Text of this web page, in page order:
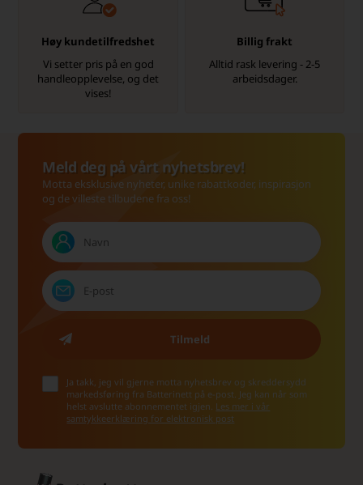
Høy kundetilfredshet
Vi setter pris på en god
handleopplevelse, og det
vises!
Billig frakt
Alltid rask levering - 2-5
arbeidsdager.
Meld deg på vårt nyhetsbrev!
Motta eksklusive nyheter, unike rabattkoder, inspirasjon
og de villeste tilbudene fra oss!
Ja takk, jeg vil gjerne motta nyhetsbrev og skreddersydd
markedsføring fra Batterinett på e-post. Jeg kan når som
helst avslutte abonnementet igjen. Les mer i vår
samtykkeerklæring for elektronisk post